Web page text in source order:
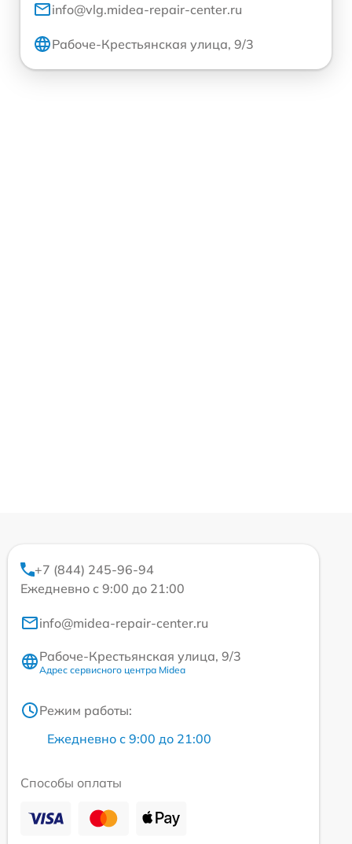
info@vlg.midea-repair-center.ru
Рабоче-Крестьянская улица, 9/3
+7 (844) 245-96-94
Ежедневно с 9:00 до 21:00
info@midea-repair-center.ru
Рабоче-Крестьянская улица, 9/3
Адрес сервисного центра Midea
Режим работы:
Ежедневно с 9:00 до 21:00
Способы оплаты